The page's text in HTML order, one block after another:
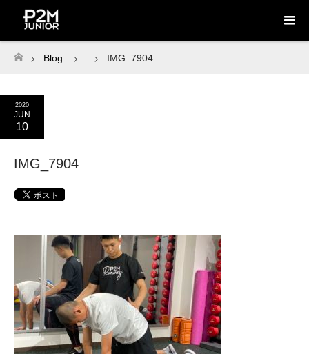
ホーム
Blog IMG_7904
2020
JUN
10
IMG_7904